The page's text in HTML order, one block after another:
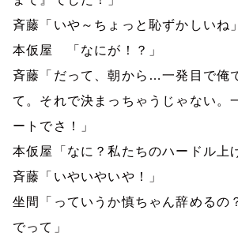
斉藤「いや～ちょっと恥ずかしいね」
本仮屋 「なにが！？」
斉藤「だって、朝から…一発目で俺
て。それで決まっちゃうじゃない。
ートでさ！」
本仮屋「なに？私たちのハードル上
斉藤「いやいやいや！」
坐間「っていうか慎ちゃん辞めるの
でって」